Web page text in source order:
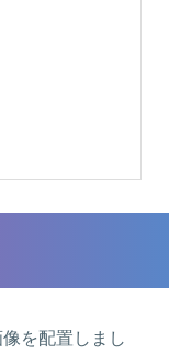
を配置しまし